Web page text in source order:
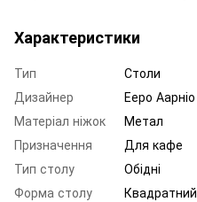
Характеристики
Тип
Столи
Дизайнер
Ееро Аарніо
Матеріал ніжок
Метал
Призначення
Для кафе
Тип столу
Обідні
Форма столу
Квадратний